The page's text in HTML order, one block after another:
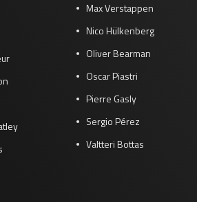
Max Verstappen
Nico Hülkenberg
Oliver Bearman
Oscar Piastri
Pierre Gasly
Sergio Pérez
Valtteri Bottas